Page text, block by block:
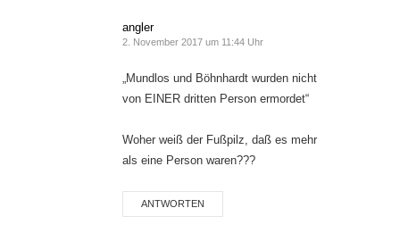
angler
2. November 2017 um 11:44 Uhr
„Mundlos und Böhnhardt wurden nicht
von EINER dritten Person ermordet“
Woher weiß der Fußpilz, daß es mehr
als eine Person waren???
ANTWORTEN